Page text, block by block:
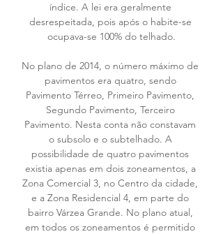
índice. A lei era geralmente
desrespeitada, pois após o habite-se
ocupava-se 100% do telhado.
No plano de 2014, o número máximo de
pavimentos era quatro, sendo
Pavimento Térreo, Primeiro Pavimento,
Segundo Pavimento, Terceiro
Pavimento. Nesta conta não constavam
o subsolo e o subtelhado. A
possibilidade de quatro pavimentos
existia apenas em dois zoneamentos, a
Zona Comercial 3, no Centro da cidade,
e a Zona Residencial 4, em parte do
bairro Várzea Grande. No plano atual,
em todos os zoneamentos é permitido